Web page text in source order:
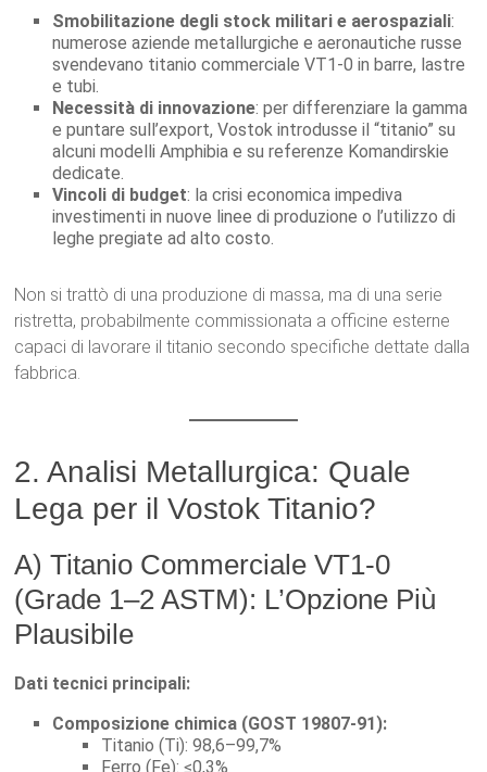
Smobilitazione degli stock militari e aerospaziali:
numerose aziende metallurgiche e aeronautiche russe
svendevano titanio commerciale VT1-0 in barre, lastre
e tubi.
Necessità di innovazione: per differenziare la gamma
e puntare sull’export, Vostok introdusse il “titanio” su
alcuni modelli Amphibia e su referenze Komandirskie
dedicate.
Vincoli di budget: la crisi economica impediva
investimenti in nuove linee di produzione o l’utilizzo di
leghe pregiate ad alto costo.
Non si trattò di una produzione di massa, ma di una serie
ristretta, probabilmente commissionata a officine esterne
capaci di lavorare il titanio secondo specifiche dettate dalla
fabbrica.
2. Analisi Metallurgica: Quale
Lega per il Vostok Titanio?
A) Titanio Commerciale VT1-0
(Grade 1–2 ASTM): L’Opzione Più
Plausibile
Dati tecnici principali:
Composizione chimica (GOST 19807-91):
Titanio (Ti): 98,6–99,7%
Ferro (Fe): ≤0,3%